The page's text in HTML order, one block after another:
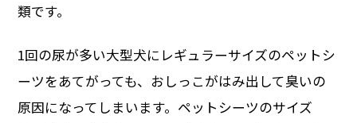
類です。
1回の尿が多い大型犬にレギュラーサイズのペットシ
ーツをあてがっても、おしっこがはみ出して臭いの
原因になってしまいます。ペットシーツのサイズ